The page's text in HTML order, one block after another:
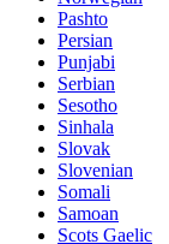
Pashto
Persian
Punjabi
Serbian
Sesotho
Sinhala
Slovak
Slovenian
Somali
Samoan
Scots Gaelic